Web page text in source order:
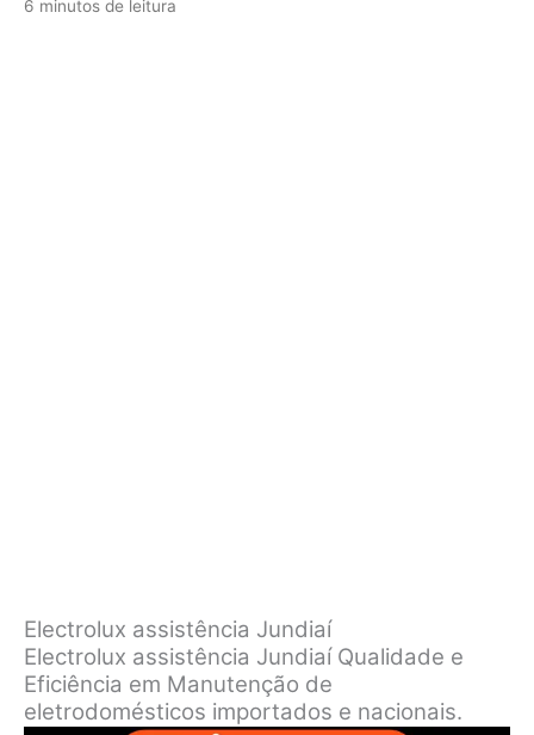
6 minutos de leitura
Electrolux assistência Jundiaí
Electrolux assistência Jundiaí Qualidade e
Eficiência em Manutenção de
eletrodomésticos importados e nacionais.